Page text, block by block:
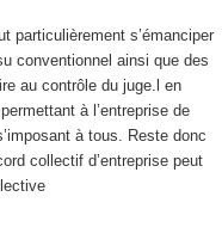
particulièrement s’émanciper
conventionnel ainsi que des
au contrôle du juge.l en
à l’entreprise de
à tous. Reste donc
collectif d’entreprise peut